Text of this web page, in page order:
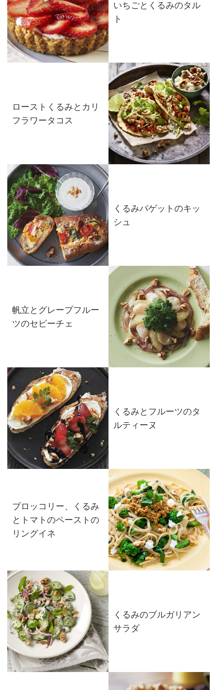
いちごとくるみのタル
ト
ローストくるみとカリ
フラワータコス
くるみバゲットのキッ
シュ
帆立とグレープフルー
ツのセビーチェ
くるみとフルーツのタ
ルティーヌ
ブロッコリー、くるみ
とトマトのペーストの
リングイネ
くるみのブルガリアン
サラダ